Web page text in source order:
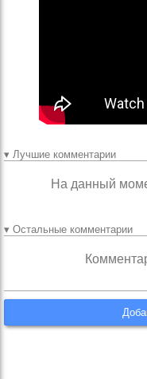
▾ Лучшие комментарии
На данный
▾ Остальные комментарии